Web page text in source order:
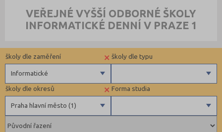
PŘÍPRAVA NA PŘIJÍMAČKY
KALENDÁŘ AKCÍ
DALŠÍ DRUHY ŠKOL
VEŘEJNÉ VYŠŠÍ ODBORNÉ ŠKOLY
INFORMATICKÉ DENNÍ V PRAZE 1
Forma studia
×
Praha hlavní město (1)
školy dle okresů
Plzeň-město (1)
školy dle typu
×
Informatické
školy dle zaměření
Zdravotnické
Ekonomické
Pedagogické